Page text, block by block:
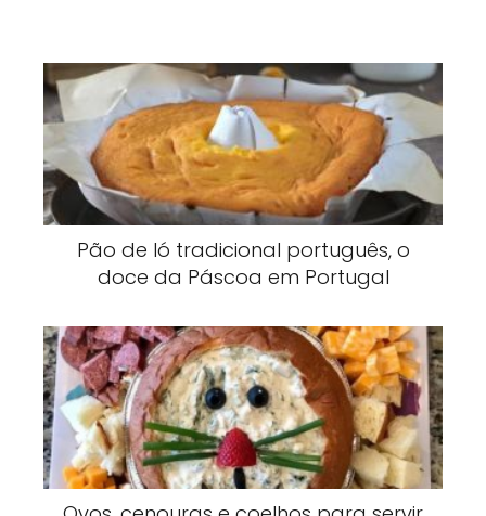
Pão de ló tradicional português, o
doce da Páscoa em Portugal